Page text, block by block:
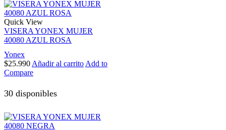
Quick View
VISERA YONEX MUJER
40080 AZUL ROSA
Yonex
$25.990 Añadir al carrito Add to
Compare
30 disponibles